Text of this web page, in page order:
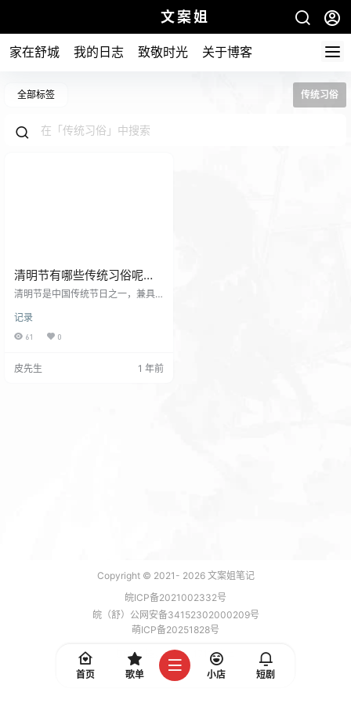
文案姐
家在舒城 我的日志 致敬时光 关于博客
全部标签 传统习俗
清明节有哪些传统习俗呢？
清明小长假快乐！
清明节是中国传统节日之一，兼具
节气” 之一，也是传统祭祖节日。 清
明节体现了中国人对祖先的敬重和
化，维系着家族的血脉亲情。 同
记录
61 0
皮先生 1 年前
Copyright © 2021- 2026文案姐笔记
皖ICP备2021002332号
皖（舒）公网安备34152302000209号
萌ICP备20251828号
加载 7 能，功耗 0.1713 焦耳
首页
歌单 小店 短剧